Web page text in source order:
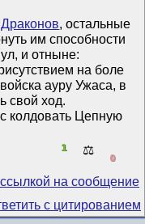
, остальные
им способности
и отныне:
на боле
ауру Ужаса, в
свой ход.
колдовать Цепную
1 ⚖️
0